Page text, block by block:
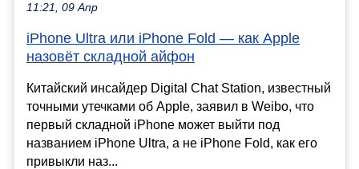
11:21, 09 Апр
iPhone Ultra или iPhone Fold — как Apple
назовёт складной айфон
Китайский инсайдер Digital Chat Station, известный
точными утечками об Apple, заявил в Weibo, что
первый складной iPhone может выйти под
названием iPhone Ultra, а не iPhone Fold, как его
привыкли наз...